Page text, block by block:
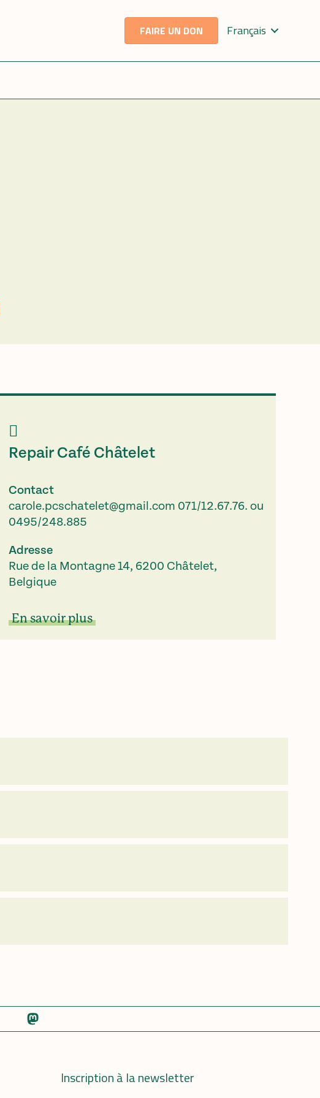
FAIRE UN DON Français
Repair Café Châtelet
Contact
carole.pcschatelet@gmail.com 071/12.67.76. ou
0495/248.885
Adresse
Rue de la Montagne 14, 6200 Châtelet,
Belgique
En savoir plus
Inscription à la newsletter